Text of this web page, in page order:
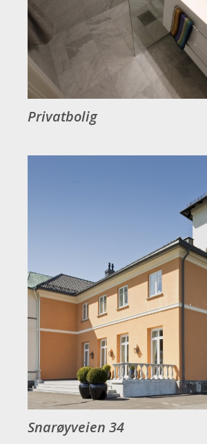
Privatbolig
Snarøyveien 34